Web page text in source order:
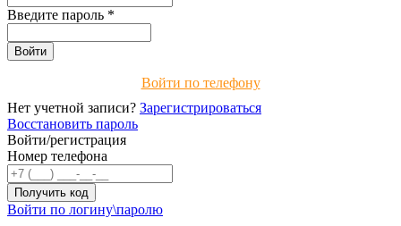
Введите пароль *
Войти по телефону
Нет учетной записи? Зарегистрироваться
Восстановить пароль
Войти/регистрация
Номер телефона
Войти по логину\паролю